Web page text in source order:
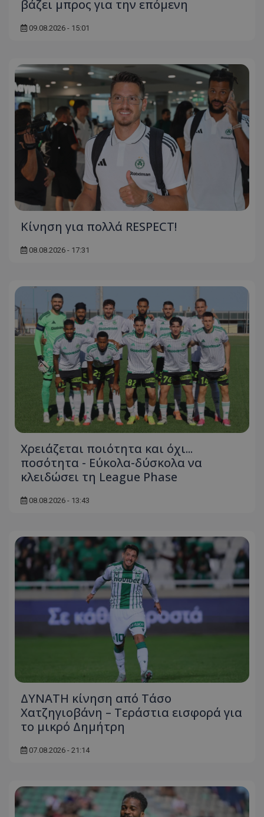
βάζει μπρος για την επόμενη
09.08.2026 - 15:01
Κίνηση για πολλά RESPECT!
08.08.2026 - 17:31
Χρειάζεται ποιότητα και όχι...
ποσότητα - Εύκολα-δύσκολα να
κλειδώσει τη League Phase
08.08.2026 - 13:43
ΔΥΝΑΤΗ κίνηση από Τάσο
Χατζηγιοβάνη – Τεράστια εισφορά για
το μικρό Δημήτρη
07.08.2026 - 21:14